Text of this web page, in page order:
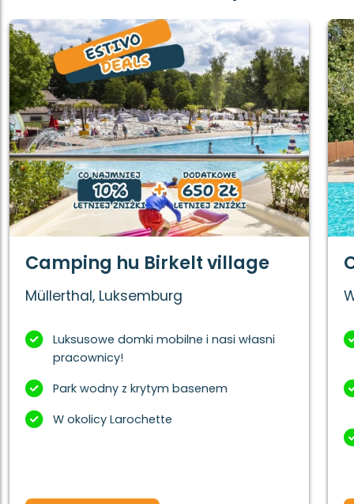
Camping hu Birkelt village
Müllerthal, Luksemburg
Luksusowe domki mobilne i nasi własni
pracownicy!
Park wodny z krytym basenem
W okolicy Larochette